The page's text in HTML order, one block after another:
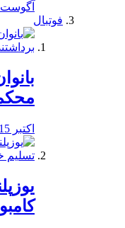
آگوست 22, 2019
فوتبال
اکتبر 15, 2019